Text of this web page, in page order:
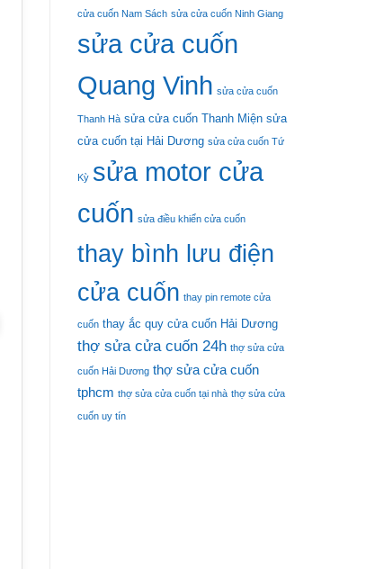
cửa cuốn Nam Sách sửa cửa cuốn Ninh Giang
sửa cửa cuốn
Quang Vinh sửa cửa cuốn
Thanh Hà sửa cửa cuốn Thanh Miện sửa
cửa cuốn tại Hải Dương sửa cửa cuốn Tứ
Kỳ sửa motor cửa
cuốn sửa điều khiển cửa cuốn
thay bình lưu điện
cửa cuốn thay pin remote cửa
cuốn thay ắc quy cửa cuốn Hải Dương
thợ sửa cửa cuốn 24h thợ sửa cửa
cuốn Hải Dương thợ sửa cửa cuốn
tphcm thợ sửa cửa cuốn tại nhà thợ sửa cửa
cuốn uy tín